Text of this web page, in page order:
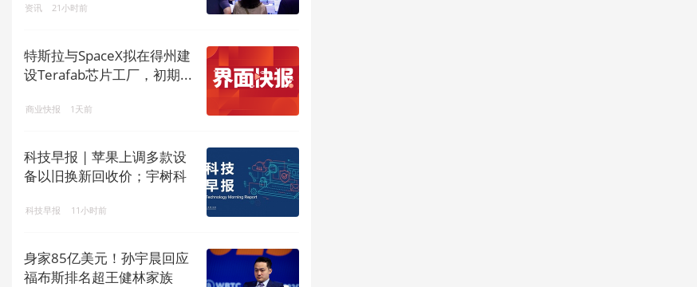
资讯 21小时前
特斯拉与SpaceX拟在得州建
设Terafab芯片工厂，初期...
商业快报 1天前
科技早报 | 苹果上调多款设
备以旧换新回收价；宇树科
科技早报 11小时前
身家85亿美元！孙宇晨回应
福布斯排名超王健林家族